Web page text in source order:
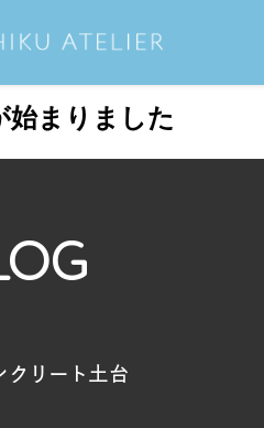
始まりました
クリート土台